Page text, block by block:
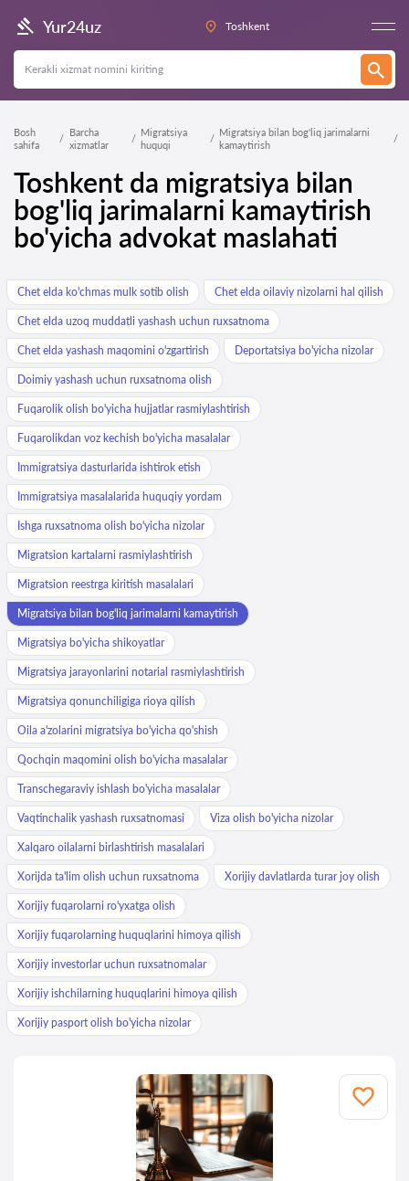
Yur24uz Toshkent
Bosh
sahifa
Barcha
xizmatlar
Migratsiya
huquqi
Migratsiya bilan bog'liq jarimalarni
kamaytirish
Toshkent da migratsiya bilan
bog'liq jarimalarni kamaytirish
bo'yicha advokat maslahati
Chet elda ko'chmas mulk sotib olish Chet elda oilaviy nizolarni hal qilish
Chet elda uzoq muddatli yashash uchun ruxsatnoma
Chet elda yashash maqomini o'zgartirish Deportatsiya bo'yicha nizolar
Doimiy yashash uchun ruxsatnoma olish
Fuqarolik olish bo'yicha hujjatlar rasmiylashtirish
Fuqarolikdan voz kechish bo'yicha masalalar
Immigratsiya dasturlarida ishtirok etish
Immigratsiya masalalarida huquqiy yordam
Ishga ruxsatnoma olish bo'yicha nizolar
Migratsion kartalarni rasmiylashtirish
Migratsion reestrga kiritish masalalari
Migratsiya bilan bog'liq jarimalarni kamaytirish
Migratsiya bo'yicha shikoyatlar
Migratsiya jarayonlarini notarial rasmiylashtirish
Migratsiya qonunchiligiga rioya qilish
Oila a'zolarini migratsiya bo'yicha qo'shish
Qochqin maqomini olish bo'yicha masalalar
Transchegaraviy ishlash bo'yicha masalalar
Vaqtinchalik yashash ruxsatnomasi Viza olish bo'yicha nizolar
Xalqaro oilalarni birlashtirish masalalari
Xorijda ta'lim olish uchun ruxsatnoma Xorijiy davlatlarda turar joy olish
Xorijiy fuqarolarni ro'yxatga olish
Xorijiy fuqarolarning huquqlarini himoya qilish
Xorijiy investorlar uchun ruxsatnomalar
Xorijiy ishchilarning huquqlarini himoya qilish
Xorijiy pasport olish bo'yicha nizolar